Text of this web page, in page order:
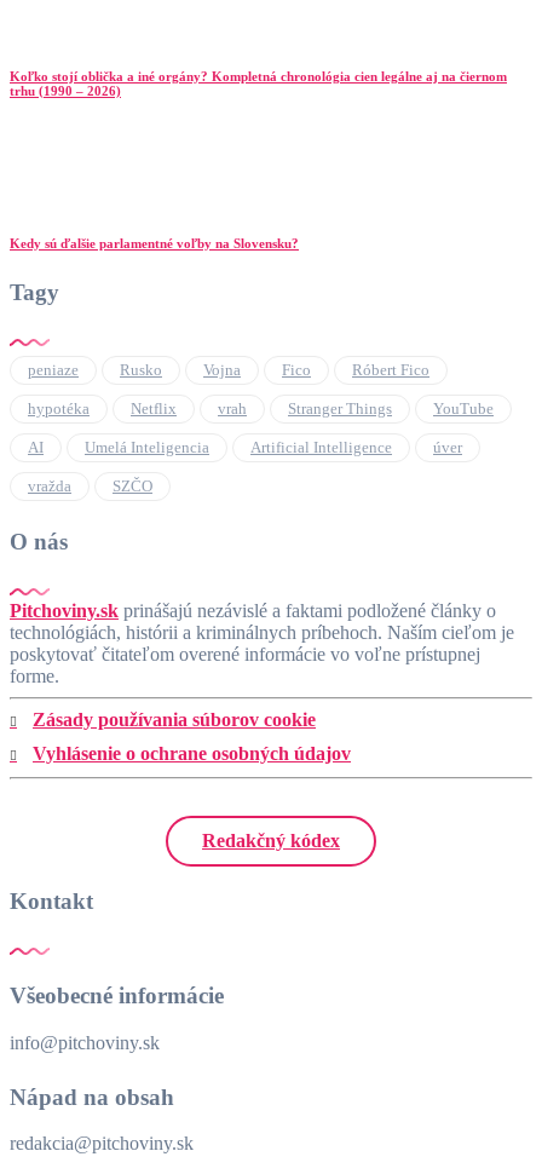
Koľko stojí oblička a iné orgány? Kompletná chronológia cien legálne aj na čiernom
trhu (1990 – 2026)
Kedy sú ďalšie parlamentné voľby na Slovensku?
Tagy
peniaze Rusko Vojna Fico Róbert Fico
hypotéka Netflix vrah Stranger Things YouTube
AI Umelá Inteligencia Artificial Intelligence úver
vražda SZČO
O nás
Pitchoviny.sk prinášajú nezávislé a faktami podložené články o
technológiách, histórii a kriminálnych príbehoch. Naším cieľom je
poskytovať čitateľom overené informácie vo voľne prístupnej
forme.
Zásady používania súborov cookie
Vyhlásenie o ochrane osobných údajov
Redakčný kódex
Kontakt
Všeobecné informácie
info@pitchoviny.sk
Nápad na obsah
redakcia@pitchoviny.sk